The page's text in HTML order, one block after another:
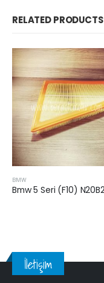
RELATED PRODUCTS
Bmw 5 Seri (F10) N20B20A 2011-2017 Arası 5.20 i Benzinli Hava Filtresi
İletişim